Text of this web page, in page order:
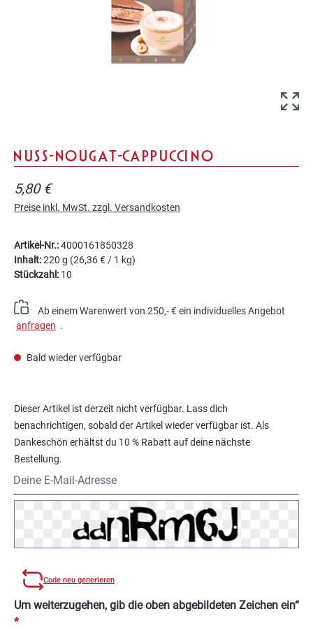
NUSS-NOUGAT-CAPPUCCINO
5,80 €
Preise inkl. MwSt. zzgl. Versandkosten
Artikel-Nr.:4000161850328
Inhalt:220 g (26,36 € / 1 kg)
Stückzahl: 10
Ab einem Warenwert von 250,- € ein individuelles Angebot
anfragen .
Bald wieder verfügbar
Dieser Artikel ist derzeit nicht verfügbar. Lass dich
benachrichtigen, sobald der Artikel wieder verfügbar ist. Als
Dankeschön erhältst du 10 % Rabatt auf deine nächste
Bestellung.
Deine E-Mail-Adresse
Code neu generieren
Um weiterzugehen, gib die oben abgebildeten Zeichen ein“
*